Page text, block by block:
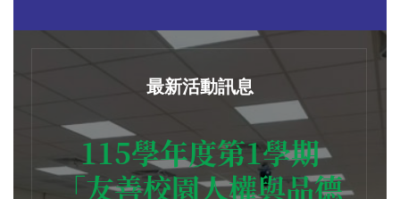
最新活動訊息
115學年度第1學期
「友善校園人權與品德